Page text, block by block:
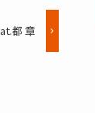
都 章